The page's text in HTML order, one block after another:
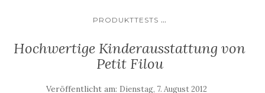
PRODUKTTESTS ...
Hochwertige Kinderausstattung von
Petit Filou
Veröffentlicht am: Dienstag, 7. August 2012